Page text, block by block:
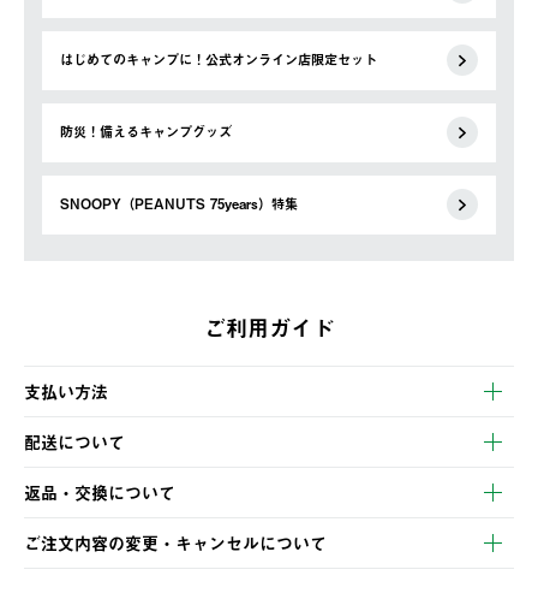
はじめてのキャンプに！公式オンライン店限定セット
防災！備えるキャンプグッズ
SNOOPY（PEANUTS 75years）特集
ご利用ガイド
支払い方法
以下のいずれかの方法でお支払いいただけます。
・クレジットカード決済
・コンビニ決済
・Pay-easy決済
配送について
【発送スケジュール】
ご注文・ご入金完了より2営業日以内に商品を発送いたします。
土日祝の発送はございませんので、木曜日以降のご注文は週明け
の発送となる場合がございます。
返品・交換について
※お客様都合の場合
ご注文内容の変更・キャンセルについて